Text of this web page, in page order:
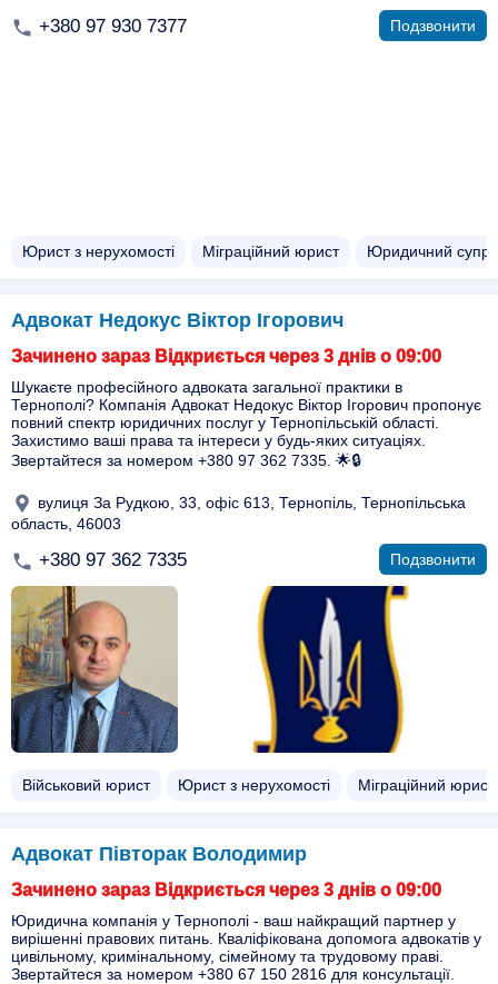
+380 97 930 7377 Подзвонити
Юрист з нерухомості Міграційний юрист Юридичний
Адвокат Недокус Віктор Ігорович
Зачинено зараз Відкриється через 3 днів о 09:00
Шукаєте професійного адвоката загальної практики в
Тернополі? Компанія Адвокат Недокус Віктор Ігорович пропонує
повний спектр юридичних послуг у Тернопільській області.
Захистимо ваші права та інтереси у будь-яких ситуаціях.
Звертайтеся за номером +380 97 362 7335. 🌟🔒
вулиця За Рудкою, 33, офіс 613, Тернопіль, Тернопільська
область, 46003
+380 97 362 7335 Подзвонити
Військовий юрист Юрист з нерухомості Міграційний юрист
Адвокат Півторак Володимир
Зачинено зараз Відкриється через 3 днів о 09:00
Юридична компанія у Тернополі - ваш найкращий партнер у
вирішенні правових питань. Кваліфікована допомога адвокатів у
цивільному, кримінальному, сімейному та трудовому праві.
Звертайтеся за номером +380 67 150 2816 для консультації.